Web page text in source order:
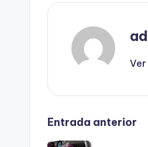
Entrada anterior